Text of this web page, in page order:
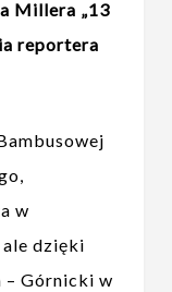
Millera „13
reportera
w
ale dzięki
Górnicki w